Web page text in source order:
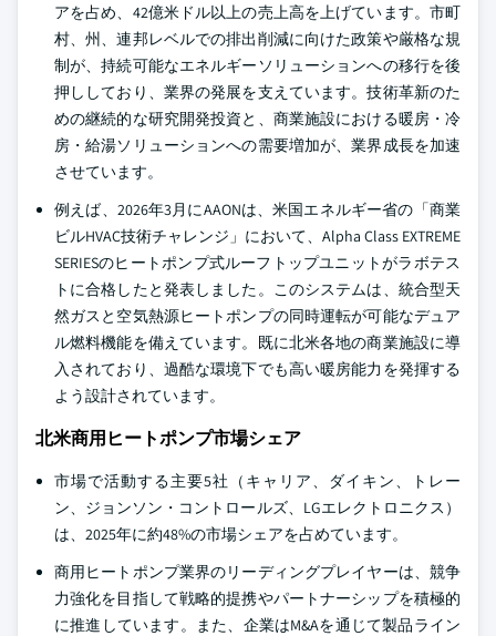
アを占め、42億米ドル以上の売上高を上げています。市町
村、州、連邦レベルでの排出削減に向けた政策や厳格な規
制が、持続可能なエネルギーソリューションへの移行を後
押ししており、業界の発展を支えています。技術革新のた
めの継続的な研究開発投資と、商業施設における暖房・冷
房・給湯ソリューションへの需要増加が、業界成長を加速
させています。
例えば、2026年3月にAAONは、米国エネルギー省の「商業
ビルHVAC技術チャレンジ」において、Alpha Class EXTREME
SERIESのヒートポンプ式ルーフトップユニットがラボテス
トに合格したと発表しました。このシステムは、統合型天
然ガスと空気熱源ヒートポンプの同時運転が可能なデュア
ル燃料機能を備えています。既に北米各地の商業施設に導
入されており、過酷な環境下でも高い暖房能力を発揮する
よう設計されています。
北米商用ヒートポンプ市場シェア
市場で活動する主要5社（キャリア、ダイキン、トレー
ン、ジョンソン・コントロールズ、LGエレクトロニクス）
は、2025年に約48%の市場シェアを占めています。
商用ヒートポンプ業界のリーディングプレイヤーは、競争
力強化を目指して戦略的提携やパートナーシップを積極的
に推進しています。また、企業はM&Aを通じて製品ライン